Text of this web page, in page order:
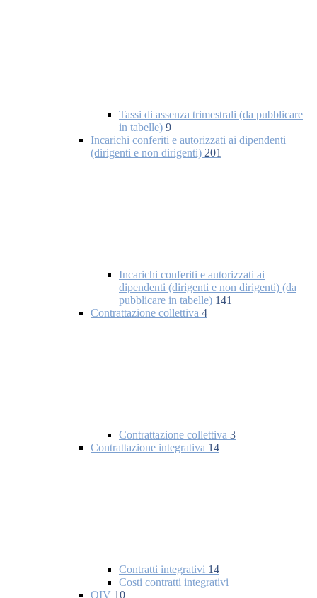
Tassi di assenza trimestrali (da pubblicare
in tabelle) 9
Incarichi conferiti e autorizzati ai dipendenti
(dirigenti e non dirigenti) 201
Incarichi conferiti e autorizzati ai
dipendenti (dirigenti e non dirigenti) (da
pubblicare in tabelle) 141
Contrattazione collettiva 4
Contrattazione collettiva 3
Contrattazione integrativa 14
Contratti integrativi 14
Costi contratti integrativi
OIV 10